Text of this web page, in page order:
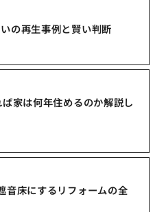
の再生事例と賢い判断
家は何年住めるのか解説し
音床にするリフォームの全